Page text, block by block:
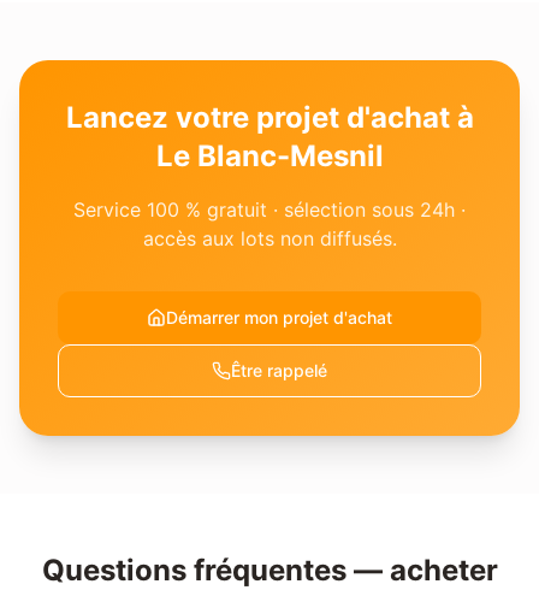
Lancez votre projet d'achat à
Le Blanc-Mesnil
Service 100 % gratuit · sélection sous 24h ·
accès aux lots non diffusés.
Démarrer mon projet d'achat
Être rappelé
Questions fréquentes — acheter